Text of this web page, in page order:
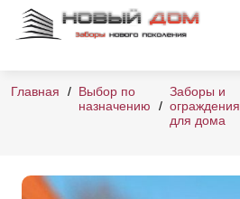
Главная
Выбор по
назначению
Заборы и
ограждения
для дома